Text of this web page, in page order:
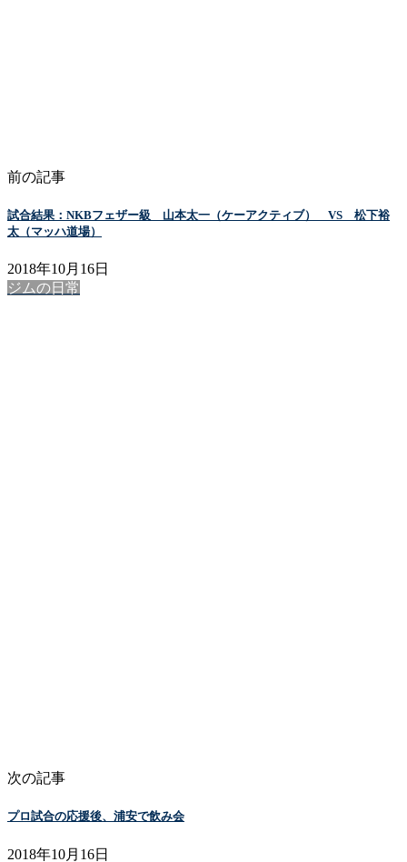
前の記事
試合結果：NKBフェザー級 山本太一（ケーアクティブ） VS 松下裕
太（マッハ道場）
2018年10月16日
ジムの日常
次の記事
プロ試合の応援後、浦安で飲み会
2018年10月16日